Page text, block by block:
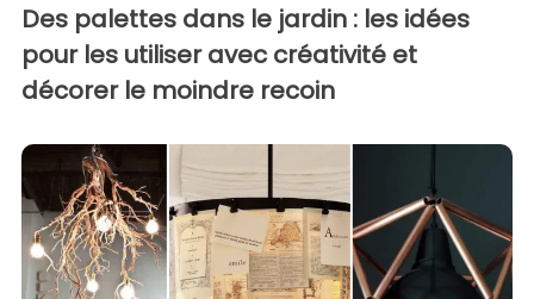
Des palettes dans le jardin : les idées
pour les utiliser avec créativité et
décorer le moindre recoin